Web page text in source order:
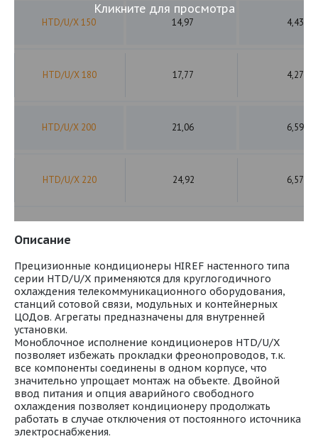
HTD/U/X 150 14,97 4,43
HTD/U/X 180 17,77 4,27
HTD/U/X 200 21,06 6,59
HTD/U/X 220 24,92 6,57
Кликните для просмотра
Описание
Прецизионные кондиционеры HIREF настенного типа
серии HTD/U/X применяются для круглогодичного
охлаждения телекоммуникационного оборудования,
станций сотовой связи, модульных и контейнерных
ЦОДов. Агрегаты предназначены для внутренней
установки.
Моноблочное исполнение кондиционеров HTD/U/X
позволяет избежать прокладки фреонопроводов, т.к.
все компоненты соединены в одном корпусе, что
значительно упрощает монтаж на объекте. Двойной
ввод питания и опция аварийного свободного
охлаждения позволяет кондиционеру продолжать
работать в случае отключения от постоянного источника
электроснабжения.